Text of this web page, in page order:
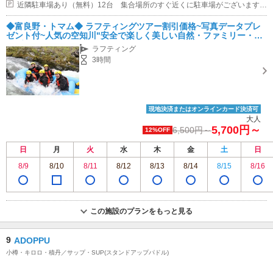
近隣駐車場あり（無料）12台 集合場所のすぐ近くに駐車場がございますので、安心してお越しください
◆富良野・トマム◆ ラフティングツアー割引価格~写真データプレ
ゼント付~人気の空知川"安全で楽しく美しい自然・ファミリー・カ
ップルおすすめ！
ラフティング
3時間
現地決済またはオンラインカード決済可
大人
12%OFF 6,500円～5,700円～
日 月 火 水 木 金 土
日
8/9
8/10 8/11 8/12 8/13 8/14 8/15 8/16
この施設のプランをもっと見る
9 ADOPPU
小樽・キロロ・積丹／サップ・SUP(スタンドアップパドル)